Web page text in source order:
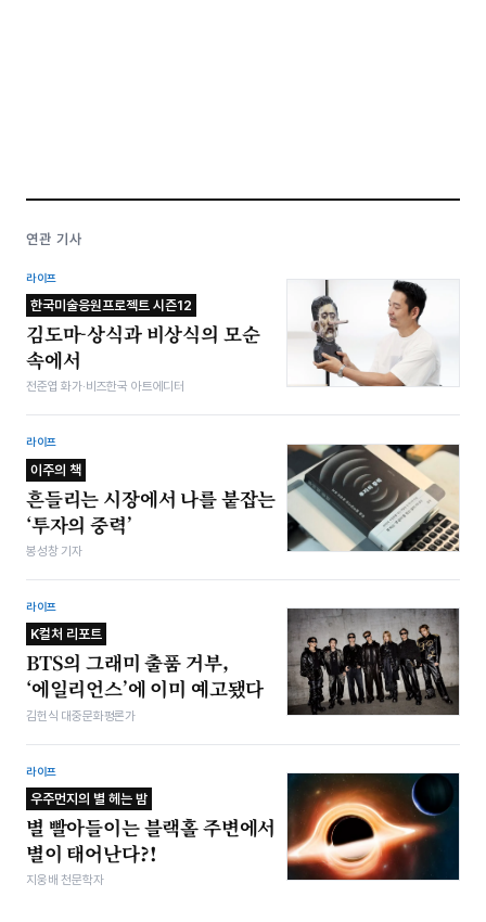
연관 기사
라이프
한국미술응원프로젝트 시즌12
김도마-상식과 비상식의 모순
속에서
전준엽 화가·비즈한국 아트에디터
라이프
이주의 책
흔들리는 시장에서 나를 붙잡는
‘투자의 중력’
봉성창 기자
라이프
K컬처 리포트
BTS의 그래미 출품 거부,
‘에일리언스’에 이미 예고됐다
김헌식 대중문화평론가
라이프
우주먼지의 별 헤는 밤
별 빨아들이는 블랙홀 주변에서
별이 태어난다?!
지웅배 천문학자